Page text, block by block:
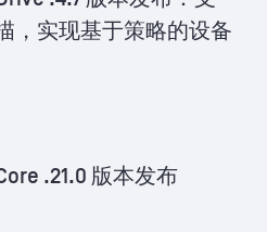
，实现基于策略的设备
.21.0 版本发布